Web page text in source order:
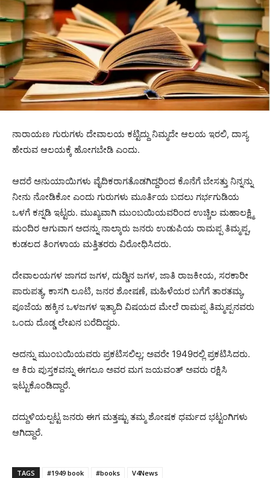
ನಾರಾಯಣ ಗುರುಗಳು ದೇವಾಲಯ ಕಟ್ಟಿದ್ದು ನಿಮ್ಮದೇ ಆಲಯ ಇರಲಿ, ದಾಸ್ಯ
ಹೇರುವ ಆಲಯಕ್ಕೆ ಹೋಗಬೇಡಿ ಎಂದು.
ಆದರೆ ಅನುಯಾಯಿಗಳು ವೈದಿಕರಾಗತೊಡಗಿದ್ದರಿಂದ ಕೊನೆಗೆ ಬೇಸತ್ತು ನಿನ್ನನ್ನು
ನೀನು ನೋಡಿಕೋ ಎಂದು ಗುರುಗಳು ಮೂರ್ತಿಯ ಬದಲು ಗರ್ಭಗುಡಿಯ
ಒಳಗೆ ಕನ್ನಡಿ ಇಟ್ಟರು. ಮುಖ್ಯವಾಗಿ ಮುಂಬಯಿಯವರಿಂದ ಉಚ್ಚಿಲ ಮಹಾಲಕ್ಷ್ಮಿ
ಮಂದಿರ ಆಗುವಾಗ ಅದನ್ನು ನಾಲ್ಕಾರು ಜನರು ಉಡುಪಿಯ ರಾಮಪ್ಪ ತಿಮ್ಮಪ್ಪ,
ಕುಡಲದ ತಿಂಗಳಾಯ ಮತ್ತಿತರರು ವಿರೋಧಿಸಿದರು.
ದೇವಾಲಯಗಳ ಜಾಗದ ಜಗಳ, ದುಡ್ಡಿನ ಜಗಳ, ಜಾತಿ ರಾಜಕೀಯ, ಸರಕಾರೀ
ಪಾರುಪತ್ಯ, ಕಾಸಗಿ ಲೂಟಿ, ಜನರ ಶೋಷಣೆ, ಮಹಿಳೆಯರ ಬಗೆಗೆ ತಾರತಮ್ಯ,
ಪೂಜೆಯ ಹಕ್ಕಿನ ಒಳಜಗಳ ಇತ್ಯಾದಿ ವಿಷಯದ ಮೇಲೆ ರಾಮಪ್ಪ ತಿಮ್ಮಪ್ಪನವರು
ಒಂದು ದೊಡ್ಡ ಲೇಖನ ಬರೆದಿದ್ದರು.
ಅದನ್ನು ಮುಂಬಯಿಯವರು ಪ್ರಕಟಿಸಲಿಲ್ಲ; ಅವರೇ 1949ರಲ್ಲಿ ಪ್ರಕಟಿಸಿದರು.
ಆ ಕಿರು ಪುಸ್ತಕವನ್ನು ಈಗಲೂ ಅವರ ಮಗ ಜಯವಂತ್ ಅವರು ರಕ್ಷಿಸಿ
ಇಟ್ಟುಕೊಂಡಿದ್ದಾರೆ.
ದದ್ದುಳಿಯಲ್ಪಟ್ಟ ಜನರು ಈಗ ಮತ್ತಷ್ಟು ತಮ್ಮ ಶೋಷಕ ಧರ್ಮದ ಭಟ್ಟಂಗಿಗಳು
ಆಗಿದ್ದಾರೆ.
TAGS #1949 book #books V4News